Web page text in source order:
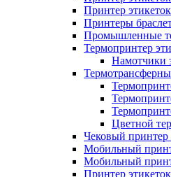
Принтер
Принтеры
Промышленные
Термопринтер
Намотчики
Цветной
Чековый
Мобильный
Мобильный
Принтер